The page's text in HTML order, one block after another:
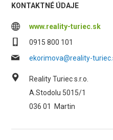
KONTAKTNÉ ÚDAJE
www.reality-turiec.sk
0915 800 101
ekorimova@reality-
Reality Turiec s.r.o.
A.Stodolu 5015/1
036 01
Martin